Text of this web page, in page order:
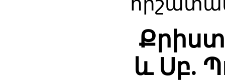
և Սբ.